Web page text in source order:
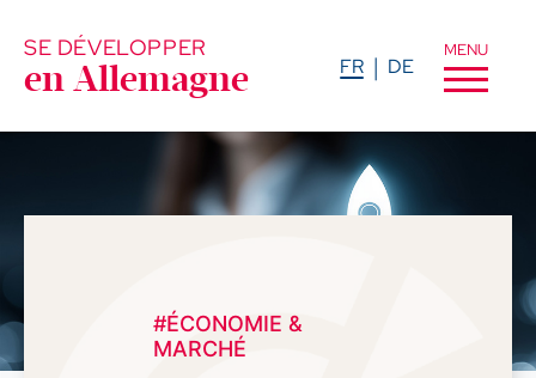
SE DÉVELOPPER
en Allemagne FR DE
MENU
#ÉCONOMIE &
MARCHÉ